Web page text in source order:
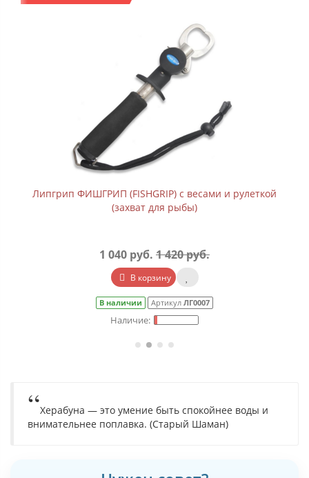
Липгрип ФИШГРИП (FISHGRIP) с весами и рулеткой
(захват для рыбы)
1 040 руб. 1 420 руб.
В корзину
В наличии Артикул ЛГ0007
Херабуна — это умение быть спокойнее воды и
внимательнее поплавка. (Старый Шаман)